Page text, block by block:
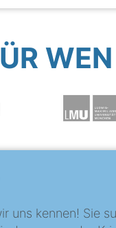
uns kennen! Sie